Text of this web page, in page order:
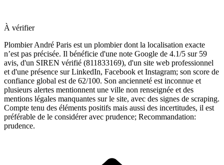
À vérifier
Plombier André Paris est un plombier dont la localisation exacte
n’est pas précisée. Il bénéficie d'une note Google de 4.1/5 sur 59
avis, d'un SIREN vérifié (811833169), d'un site web professionnel
et d'une présence sur LinkedIn, Facebook et Instagram; son score de
confiance global est de 62/100. Son ancienneté est inconnue et
plusieurs alertes mentionnent une ville non renseignée et des
mentions légales manquantes sur le site, avec des signes de scraping.
Compte tenu des éléments positifs mais aussi des incertitudes, il est
préférable de le considérer avec prudence; Recommandation:
prudence.